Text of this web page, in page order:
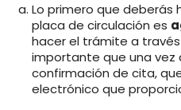
Lo primero que deberás
placa de circulación es
hacer el trámite a
importante que una vez
confirmación de cita,
electrónico que